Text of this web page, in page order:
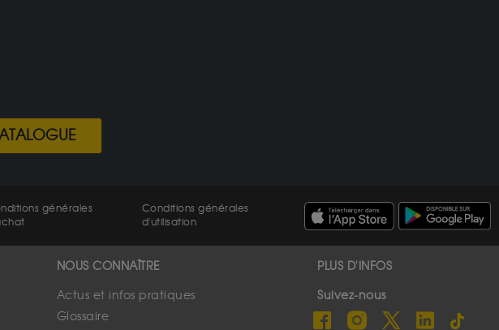
générales
Conditions générales
d'utilisation
NOUS CONNAÎTRE
Actus et infos pratiques
Glossaire
PLUS D'INFOS
Suivez-nous